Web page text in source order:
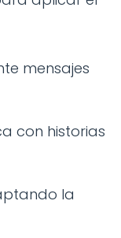
mensajes
con historias
la